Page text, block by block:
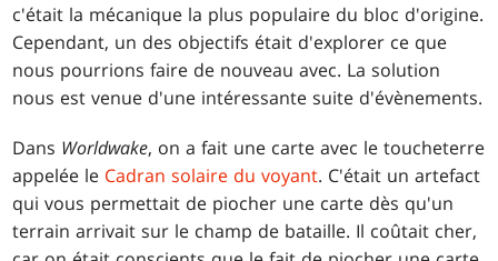
c'était la mécanique la plus populaire du bloc d'origine.
Cependant, un des objectifs était d'explorer ce que
nous pourrions faire de nouveau avec. La solution
nous est venue d'une intéressante suite d'évènements.
Dans Worldwake, on a fait une carte avec le toucheterre
appelée le Cadran solaire du voyant. C'était un artefact
qui vous permettait de piocher une carte dès qu'un
terrain arrivait sur le champ de bataille. Il coûtait cher,